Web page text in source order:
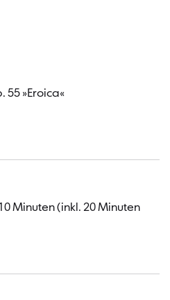
55 »Eroica«
Minuten (inkl. 20 Minuten